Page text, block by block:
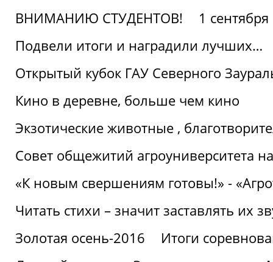
ВНИМАНИЮ СТУДЕНТОВ!
1 сентября
Подвели итоги и наградили лучших…
Открытый кубок ГАУ Северного
Кино в деревне, больше чем кино
Экзотические животные ,
Совет общежитий агроуниверситета
«К новым свершениям готовы!» -
Читать стихи – значит заставлять их
Золотая осень-2016
Итоги